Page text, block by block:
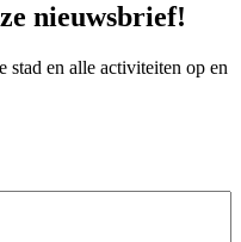
nieuwsbrief!
en alle activiteiten op en